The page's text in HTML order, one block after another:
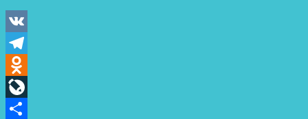
VK
Telegram
Odnoklassniki
LiveJournal